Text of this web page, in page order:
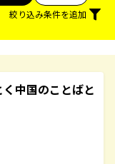
絞り込み条件を追加
中国のことばと